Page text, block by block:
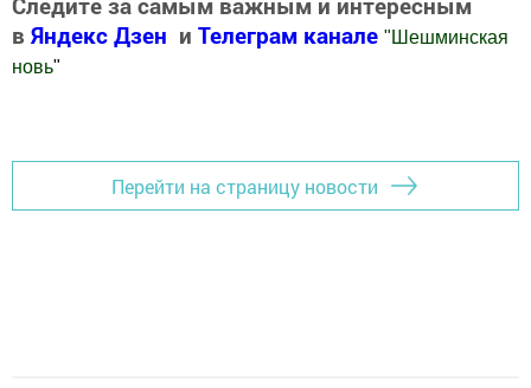
в Яндекс Дзен и Телеграм канале " Шешминская
новь"
Перейти на страницу новости